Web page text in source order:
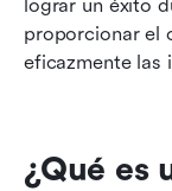
lograr un éxito
proporcionar el
eficazmente las
¿Qué es
Conclusión